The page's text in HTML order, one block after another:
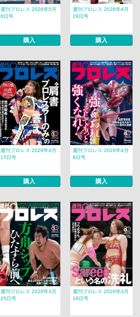
週刊プロレス 2026年5月
6日号
購入
週刊プロレス 2026年4月
29日号
購入
週刊プロレス 2026年4月
15日号
購入
週刊プロレス 2026年4月
8日号
購入
週刊プロレス 2026年3月
25日号
週刊プロレス 2026年3月
18日号